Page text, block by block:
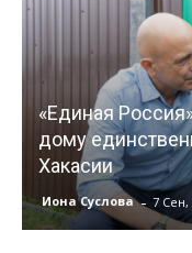
«Единая
дому
Хакасии
Иона Суслова - 7 Сен,